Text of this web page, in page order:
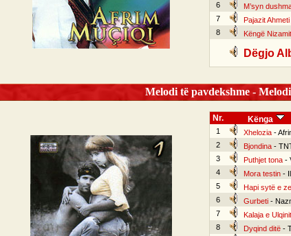
6
M’syn
7
Pajazit Ahmeti
8
Këngë
Dëgjo
Melodi të pavdekshme -
Nr. Kënga
1 Xhelozia-
2
Bjondina-
3
Puthjet tona-
4
Mora testin-
5
Hapi sytë e
6
Gurbeti-
7
Kalaja e Ulqinit
8
Dyqind ditë-